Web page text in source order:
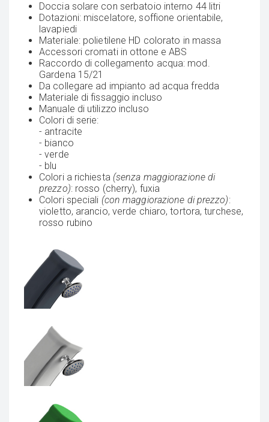
Doccia solare con serbatoio interno 44 litri
Dotazioni: miscelatore, soffione orientabile,
lavapiedi
Materiale: polietilene HD colorato in massa
Accessori cromati in ottone e ABS
Raccordo di collegamento acqua: mod.
Gardena 15/21
Da collegare ad impianto ad acqua fredda
Materiale di fissaggio incluso
Manuale di utilizzo incluso
Colori di serie:
- antracite
- bianco
- verde
- blu
Colori a richiesta (senza maggiorazione di
prezzo): rosso (cherry), fuxia
Colori speciali (con maggiorazione di prezzo):
violetto, arancio, verde chiaro, tortora, turchese,
rosso rubino